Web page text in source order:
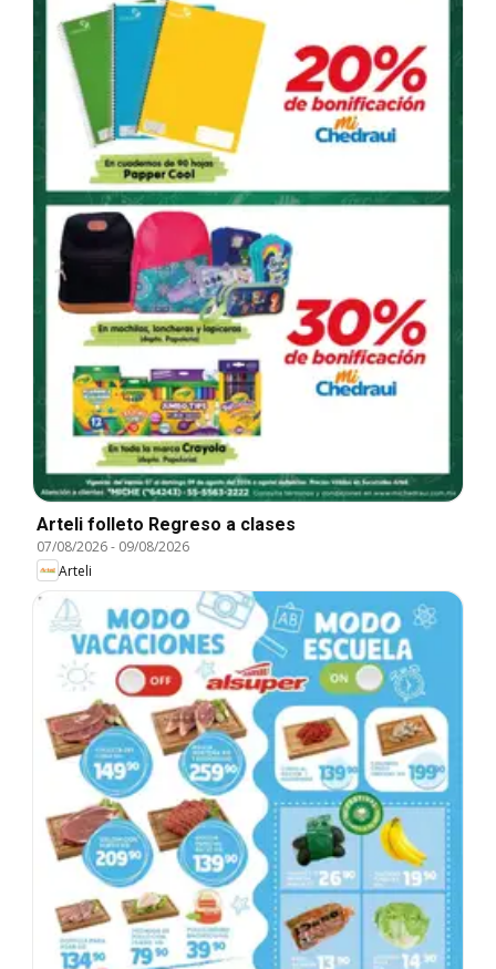
Arteli folleto Regreso a clases
07/08/2026- 09/08/2026
Arteli